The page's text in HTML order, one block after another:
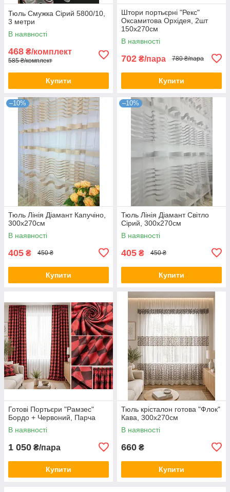
Тюль Смужка Сірий 5800/10,
3 метри
В наявності
468 ₴/комплект
585 ₴/комплект
Купити
Штори портьєрні "Рекс"
Оксамитова Орхідея, 2шт
150х270см
В наявності
702 ₴/пара 780 ₴/пара
Купити
–10%
Тюль Лінія Діамант Капучіно,
300х270см
В наявності
405 ₴ 450 ₴
Купити
–10%
Тюль Лінія Діамант Світло
Сірий, 300х270см
В наявності
405 ₴ 450 ₴
Купити
Готові Портьєри "Рамзес"
Бордо + Червоний, Парча
В наявності
1 050 ₴/пара
Купити
Тюль крісталон готова "Флок"
Кава, 300х270см
В наявності
660 ₴
Купити